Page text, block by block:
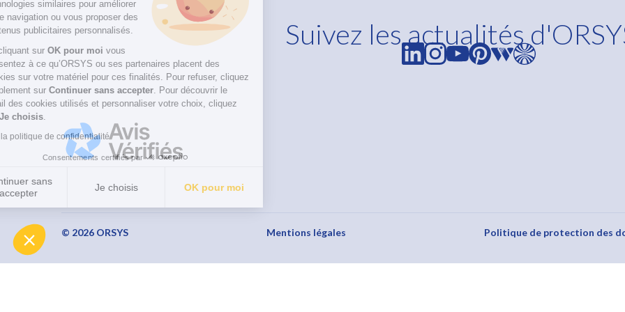
technologies similaires pour améliorer
votre navigation ou vous proposer des
contenus publicitaires personnalisés.
En cliquant surOK pour moi
consentez à ce qu’ORSYS ou ses partenaires placent des
cookies sur votre matériel pour ces finalités. Pour refuser, cliquez
simplement surContinuer sans accepter. Pour découvrir le
détail des cookies utilisés et personnaliser votre choix, cliquez
sur
Lire la politique de confidentialité
Consentements certifiés par
Continuer sans
OK pour moi
Notre plateforme vous permet d'adapter et de gérer vos paramètres de confidentialité, en garantissant la conformité avec
Suivez les actualités
© 2026 ORSYS Mentions légales Politique de protection des